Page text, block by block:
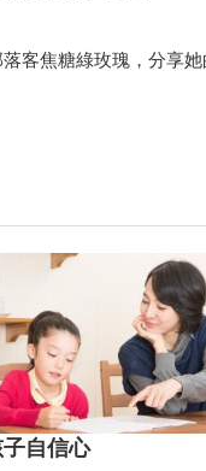
客焦糖綠玫瑰，分享
自信心